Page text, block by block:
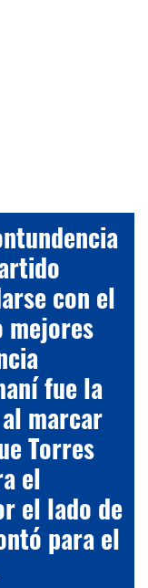
con el
fue la
marcar
Torres
el
el lado de
para el